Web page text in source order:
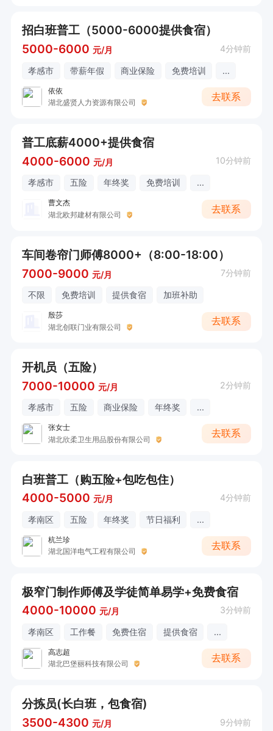
招白班普工（5000-6000提供食宿）
5000-6000 元/月 4分钟前
孝感市 带薪年假 商业保险 免费培训 ...
依依
湖北盛贤人力资源有限公司
去联系
普工底薪4000+提供食宿
4000-6000 元/月 10分钟前
孝感市 五险 年终奖 免费培训 ...
曹文杰
湖北欧邦建材有限公司
去联系
车间卷帘门师傅8000+（8:00-18:00）
7000-9000 元/月 7分钟前
不限 免费培训 提供食宿 加班补助
殷莎
湖北创联门业有限公司
去联系
开机员（五险）
7000-10000 元/月 2分钟前
孝感市 五险 商业保险 年终奖 ...
张女士
湖北欣柔卫生用品股份有限公司
去联系
白班普工（购五险+包吃包住）
4000-5000 元/月 4分钟前
孝南区 五险 年终奖 节日福利 ...
杭兰珍
湖北国洋电气工程有限公司
去联系
极窄门制作师傅及学徒简单易学+免费食宿
4000-10000 元/月 3分钟前
孝南区 工作餐 免费住宿 提供食宿 ...
高志超
湖北巴堡丽科技有限公司
去联系
分拣员(长白班，包食宿)
3500-4300 元/月 9分钟前